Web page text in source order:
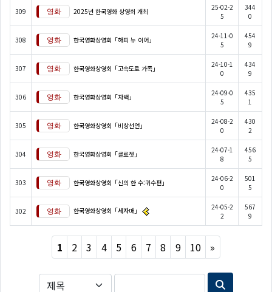
309 2025년 한국영화 상영회 개최
25-02-2
5
344
0
308 한국영화상영회「해피 뉴 이어」
24-11-0
5
454
9
307 한국영화상영회「고속도로 가족」
24-10-1
0
434
9
306 한국영화상영회「자백」
24-09-0
5
435
1
305 한국영화상영회「비상선언」
24-08-2
0
430
2
304 한국영화상영회「클로젯」
24-07-1
8
456
5
303 한국영화상영회「신의 한 수:귀수편」
24-06-2
0
501
5
302 한국영화상영회「세자매」
24-05-2
2
567
9
1 2 3 4 5 6 7 8 9 10 »